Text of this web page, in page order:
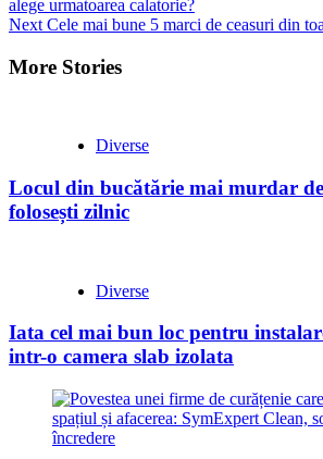
Reading
alege urmatoarea calatorie?
Next Cele mai bune 5 marci de ceasuri din
More Stories
Diverse
Locul din bucătărie mai murdar
folosești zilnic
Diverse
Iata cel mai bun loc pentru
intr-o camera slab izolata